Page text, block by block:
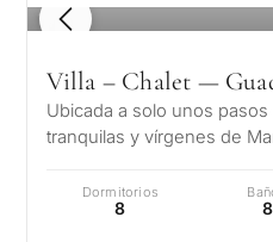
1 / 8
Villa – Chalet —
Ubicada a solo unos
tranquilas y vírgenes de
Dormitorios
8 8